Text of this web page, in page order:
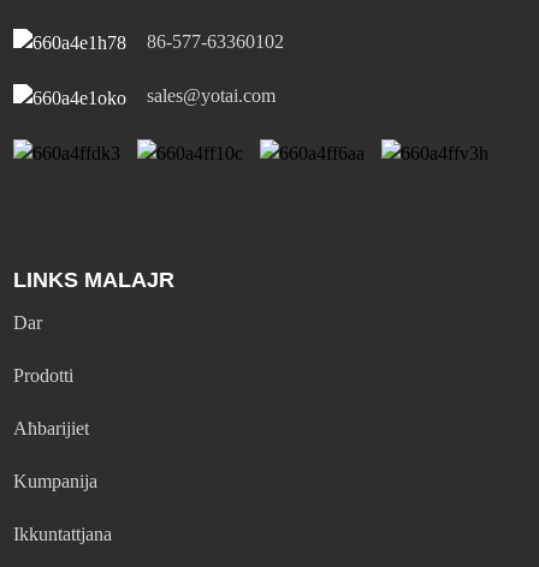
86-577-63360102
sales@yotai.com
LINKS MALAJR
Dar
Prodotti
Aħbarijiet
Kumpanija
Ikkuntattjana